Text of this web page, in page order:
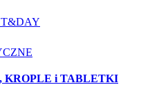
KROPLE i TABLETKI